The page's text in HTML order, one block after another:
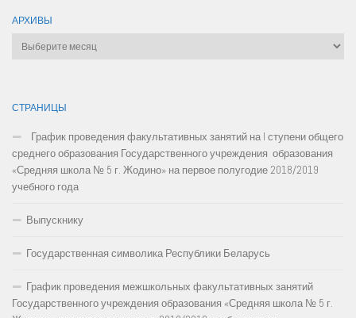
АРХИВЫ
Архивы
СТРАНИЦЫ
График проведения факультативных занятий на I ступени общего
среднего образования Государственного учреждения образования
«Средняя школа № 5 г. Жодино» на первое полугодие 2018/2019
учебного года
Выпускнику
Государственная символика Республики Беларусь
График проведения межшкольных факультативных занятий
Государственного учреждения образования «Средняя школа № 5 г.